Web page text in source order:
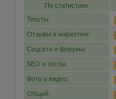
По статистике
Тексты:
Отзывы и маркетинг:
Соцсети и форумы:
SEO и тесты:
Фото и видео:
Общий: